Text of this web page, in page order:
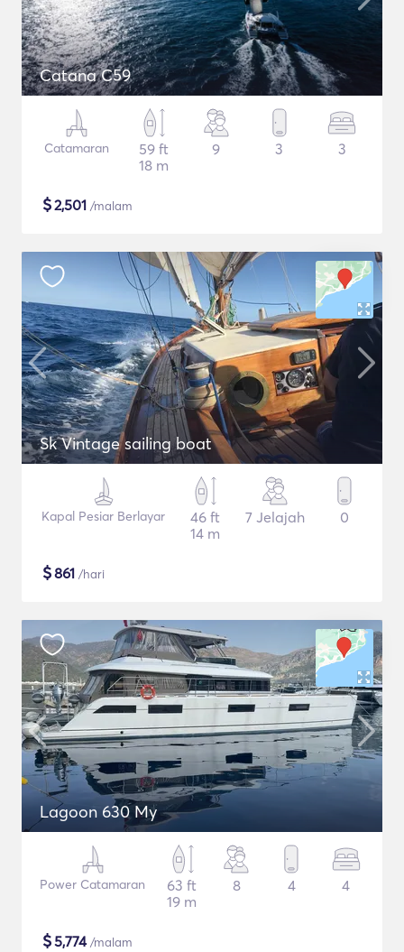
Catana C59
Catamaran
59 ft
18 m
9 3 3
$2,501 /malam
Sk Vintage sailing boat
Kapal Pesiar Berlayar
46 ft
14 m
7 Jelajah 0
$861 /hari
Lagoon 630 My
Power Catamaran
63 ft
19 m
8 4 4
$5,774/malam